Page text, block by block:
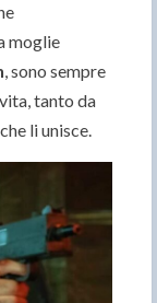
moglie
, sono sempre
tanto da
li unisce.